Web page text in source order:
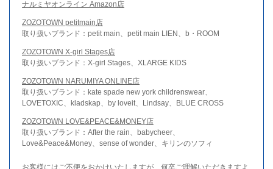
ナルミヤオンライン Amazon店
ZOZOTOWN petitmain店
取り扱いブランド：petit main、petit main LIEN、b・ROOM
ZOZOTOWN X-girl Stages店
取り扱いブランド：X-girl Stages、XLARGE KIDS
ZOZOTOWN NARUMIYA ONLINE店
取り扱いブランド：kate spade new york childrenswear、
LOVETOXIC、kladskap、by loveit、Lindsay、BLUE CROSS
ZOZOTOWN LOVE&PEACE&MONEY店
取り扱いブランド：After the rain、babycheer、
Love&Peace&Money、sense of wonder、キリンのソフィ